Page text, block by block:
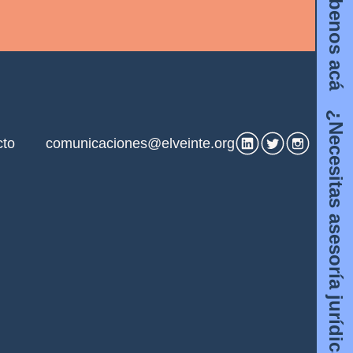
comunicaciones@elveinte.org
¿Necesitas asesoría jurídica? Escríbenos acá